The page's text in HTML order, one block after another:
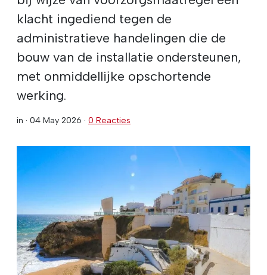
klacht ingediend tegen de
administratieve handelingen die de
bouw van de installatie ondersteunen,
met onmiddellijke opschortende
werking.
in · 04 May 2026 · 0 Reacties